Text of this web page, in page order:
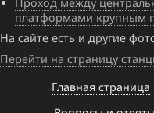
платформами крупным
На сайте есть и другие
Перейти на страницу
Главная страница